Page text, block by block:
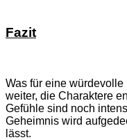
Fazit
Was für eine
weiter, die Charaktere
Gefühle sind noch
Geheimnis wird
lässt.